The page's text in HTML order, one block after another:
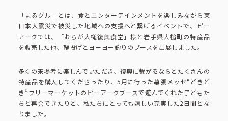
企業・団体向け募集情報
CSRニュース
IR情報 お問い合わせ
公式アカウント一覧
「まるグル」とは、食とエンターテインメントを楽しみながら東
日本大震災で被災した地域への支援へと繋げるイベントで、ピー
アークでは、「おらが大槌復興食堂」様と岩手県大槌町の特産品
を販売した他、輪投げとヨーヨー釣りのブースを出展しました。
多くの来場者に楽しんでいただき、復興に繋がるならとたくさんの
特産品を購入してくださったり、5月に行った幕張メッセ“どきど
き”フリーマーケットのピーアークブースで遊んでくれた子どもた
ちと再会できたりと、私たちにとっても嬉しい充実した2日間とな
りました。